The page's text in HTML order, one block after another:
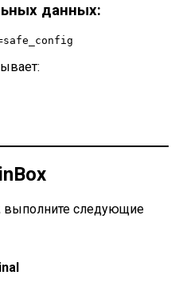
данных:
выполните следующие